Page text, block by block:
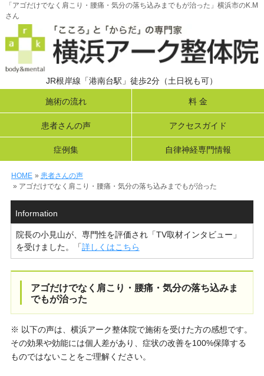
「アゴだけでなく肩こり・腰痛・気分の落ち込みまでもが治った」横浜市のK.M
さん
JR根岸線「港南台駅」徒歩2分（土日祝も可）
施術の流れ 料 金
患者さんの声 アクセスガイド
症例集 自律神経専門情報
HOME » 患者さんの声
» アゴだけでなく肩こり・腰痛・気分の落ち込みまでもが治った
Information
院長の小見山が、専門性を評価され「TV取材インタビュー」
を受けました。「詳しくはこちら
アゴだけでなく肩こり・腰痛・気分の落ち込みま
でもが治った
※ 以下の声は、横浜アーク整体院で施術を受けた方の感想です。
その効果や効能には個人差があり、症状の改善を100%保障する
ものではないことをご理解ください。